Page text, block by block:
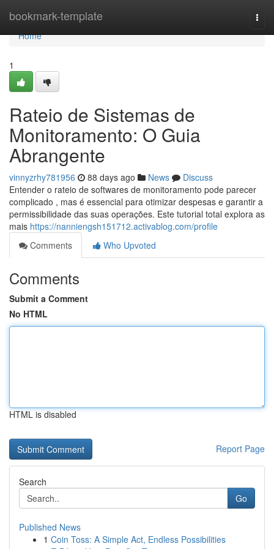
bookmark-template
Home
Home
1
Rateio de Sistemas de
Monitoramento: O Guia
Abrangente
vinnyzrhy781956 88 days ago News
Discuss
Entender o rateio de softwares de monitoramento pode parecer
complicado , mas é essencial para otimizar despesas e garantir a
permissibilidade das suas operações. Este tutorial total explora as
mais https://nanniengsh151712.activablog.com/profile
Comments
Who Upvoted
Comments
Submit a Comment
No HTML
HTML is disabled
Report Page
Search
Go
Published News
1 Coin Toss: A Simple Act, Endless Possibilities